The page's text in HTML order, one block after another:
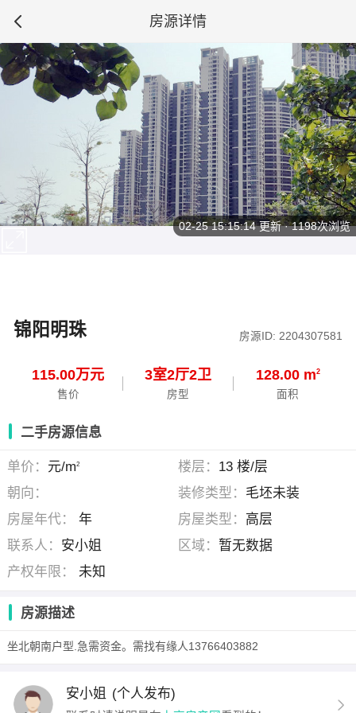
房源详情
锦阳明珠 房源ID: 2204307581
115.00万元
售价
3室2厅2卫
房型
128.00 m2
面积
02-25 15:15:14更新 · 1198次浏览
二手房源信息
单价： 元/m2 楼层： 13 楼/层
朝向：
装修类型： 毛坯未装
房屋年代：
年 房屋类型： 高层
联系人： 安小姐 区域： 暂无数据
产权年限：
未知
房源描述
坐北朝南户型.急需资金。需找有缘人13766403882
安小姐 (个人发布)